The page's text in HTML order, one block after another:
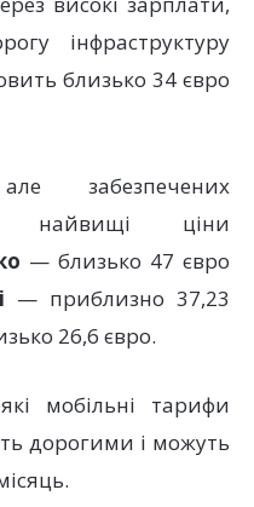
інфраструктуру
близько 34 євро
забезпечених
найвищі ціни
— близько 47 євро
— приблизно 37,23
26,6 євро.
мобільні тарифи
дорогими і можуть